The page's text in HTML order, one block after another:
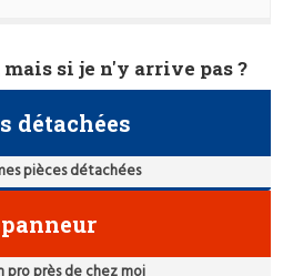
mais si je n'y arrive pas ?
détachées
pièces détachées